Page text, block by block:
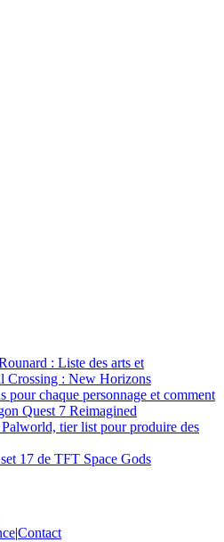
: Liste des arts et
Crossing : New Horizons
pour chaque personnage et comment
Quest 7 Reimagined
tier list pour produire des
17 de TFT Space Gods
|Contact